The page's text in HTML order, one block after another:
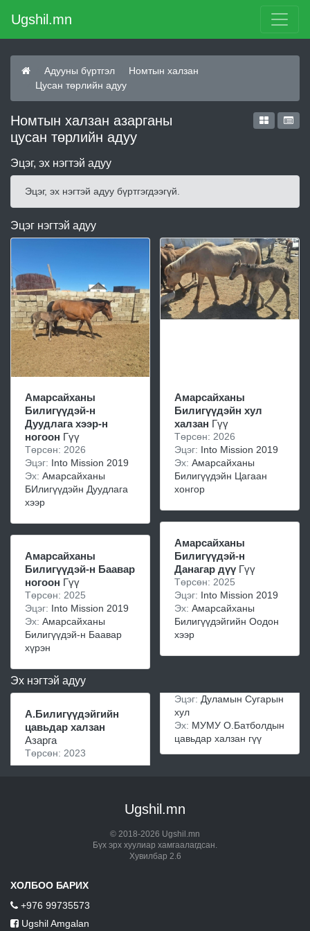
Ugshil.mn
Адууны бүртгэл
Номтын халзан
Цусан төрлийн адуу
Номтын халзан азарганы
цусан төрлийн адуу
Эцэг, эх нэгтэй адуу
Эцэг, эх нэгтэй адуу бүртгэгдээгүй.
Эцэг нэгтэй адуу
Амарсайханы
Билигүүдэй-н
Дуудлага хээр-н
ногоон Гүү
Төрсөн: 2026
Эцэг: Into Mission 2019
Эх: Амарсайханы
БИлигүүдэйн Дуудлага
хээр
Амарсайханы
Билигүүдэй-н Баавар
ногоон Гүү
Төрсөн: 2025
Эцэг: Into Mission 2019
Эх: Амарсайханы
Билигүүдэй-н Баавар
хүрэн
Амарсайханы
Билигүүдэйн хул
халзан Гүү
Төрсөн: 2026
Эцэг: Into Mission 2019
Эх: Амарсайханы
Билигүүдэйн Цагаан
хонгор
Амарсайханы
Билигүүдэй-н
Данагар дүү Гүү
Төрсөн: 2025
Эцэг: Into Mission 2019
Эх: Амарсайханы
Билигүүдэйгийн Оодон
хээр
Эх нэгтэй адуу
А.Билигүүдэйгийн
цавьдар халзан
Азарга
Төрсөн: 2023
Эцэг: Дуламын Сугарын
хул
Эх: МУМУ О.Батболдын
цавьдар халзан гүү
Ugshil.mn
© 2018-2026 Ugshil.mn
Бүх эрх хуулиар хамгаалагдсан.
Хувилбар 2.6
ХОЛБОО БАРИХ
+976 99735573
Ugshil Amgalan